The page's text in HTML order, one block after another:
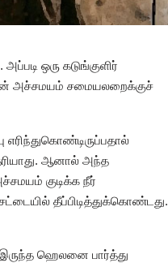
ஒரு கடுங்குளிர்
அச்சமயம் சமையலறைக்குச்
எரிந்துகொண்டிருப்பதால்
ஆனால் அந்த
குடிக்க நீர்
தீப்பிடித்துக்கொண்டது.
இருந்த ஹெலனை பார்த்து